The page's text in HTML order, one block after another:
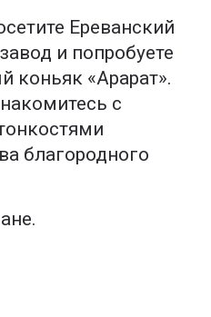
Ереванский
и попробуете
коньяк «Арарат».
с
благородного